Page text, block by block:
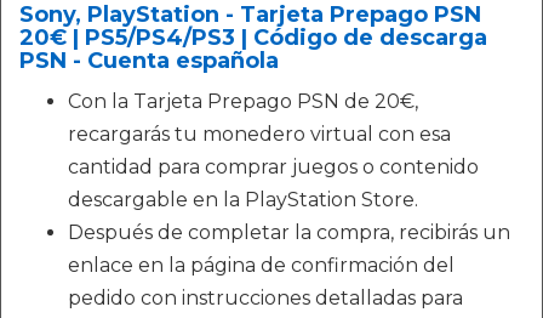
Sony, PlayStation - Tarjeta Prepago PSN
20€ | PS5/PS4/PS3 | Código de descarga
PSN - Cuenta española
Con la Tarjeta Prepago PSN de 20€,
recargarás tu monedero virtual con esa
cantidad para comprar juegos o contenido
descargable en la PlayStation Store.
Después de completar la compra, recibirás un
enlace en la página de confirmación del
pedido con instrucciones detalladas para